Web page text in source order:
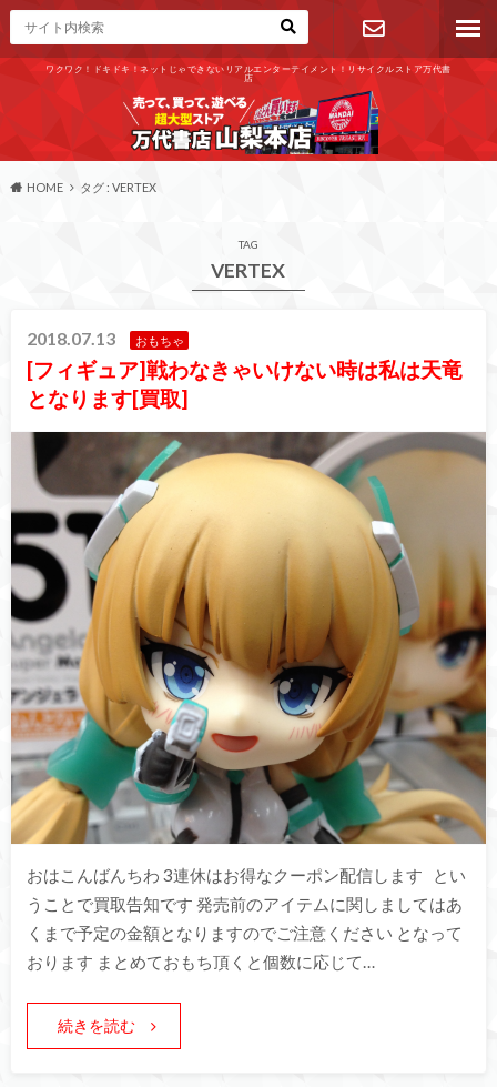
ワクワク！ドキドキ！ネットじゃできないリアルエンターテイメント！リサイクルストア万代書
店
お問い合わ
せ
HOME タグ : VERTEX
TAG
VERTEX
2018.07.13 おもちゃ
[フィギュア]戦わなきゃいけない時は私は天竜
となります[買取]
おはこんばんちわ 3連休はお得なクーポン配信します とい
うことで買取告知です 発売前のアイテムに関しましてはあ
くまで予定の金額となりますのでご注意ください となって
おります まとめておもち頂くと個数に応じて…
続きを読む